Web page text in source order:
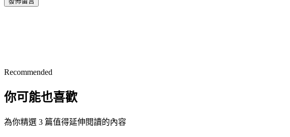
Recommended
你可能也喜歡
為你精選 3 篇值得延伸閱讀的內容